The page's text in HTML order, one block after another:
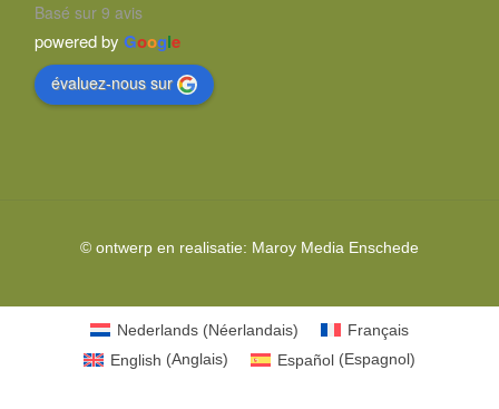
Basé sur 9 avis
powered by Google
évaluez-nous sur
© ontwerp en realisatie: Maroy Media Enschede
Nederlands (Néerlandais)
Français
English (Anglais) Español(Espagnol)